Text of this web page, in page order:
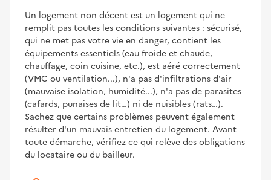
Un logement non décent est un logement qui ne
remplit pas toutes les conditions suivantes : sécurisé,
qui ne met pas votre vie en danger, contient les
équipements essentiels (eau froide et chaude,
chauffage, coin cuisine, etc.), est aéré correctement
(VMC ou ventilation...), n'a pas d'infiltrations d'air
(mauvaise isolation, humidité...), n'a pas de parasites
(cafards, punaises de lit…) ni de nuisibles (rats…).
Sachez que certains problèmes peuvent également
résulter d'un mauvais entretien du logement. Avant
toute démarche, vérifiez ce qui relève des obligations
du locataire ou du bailleur.